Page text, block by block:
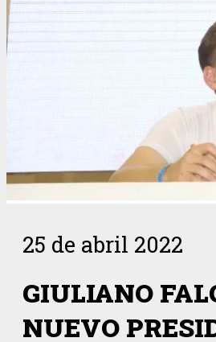
25 de abril 2022
GIULIANO
NUEVO